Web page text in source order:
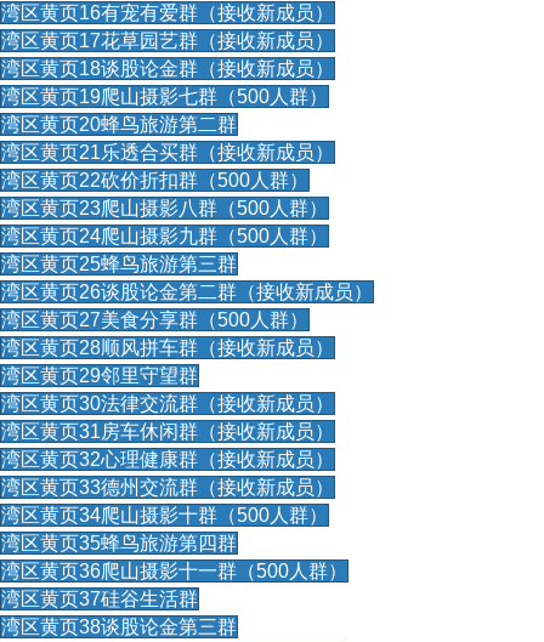
湾区黄页16有宠有爱群（接收新成员）
湾区黄页17花草园艺群（接收新成员）
湾区黄页18谈股论金群（接收新成员）
湾区黄页19爬山摄影七群（500人群）
湾区黄页20蜂鸟旅游第二群
湾区黄页21乐透合买群（接收新成员）
湾区黄页22砍价折扣群（500人群）
湾区黄页23爬山摄影八群（500人群）
湾区黄页24爬山摄影九群（500人群）
湾区黄页25蜂鸟旅游第三群
湾区黄页26谈股论金第二群（接收新成员）
湾区黄页27美食分享群（500人群）
湾区黄页28顺风拼车群（接收新成员）
湾区黄页29邻里守望群
湾区黄页30法律交流群（接收新成员）
湾区黄页31房车休闲群（接收新成员）
湾区黄页32心理健康群（接收新成员）
湾区黄页33德州交流群（接收新成员）
湾区黄页34爬山摄影十群（500人群）
湾区黄页35蜂鸟旅游第四群
湾区黄页36爬山摄影十一群（500人群）
湾区黄页37硅谷生活群
湾区黄页38谈股论金第三群